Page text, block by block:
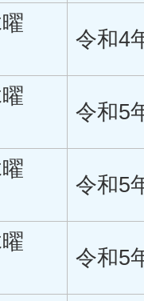
令和4
令和5
令和5
令和5